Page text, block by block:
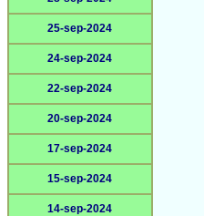
25-sep-2024
24-sep-2024
22-sep-2024
20-sep-2024
17-sep-2024
15-sep-2024
14-sep-2024